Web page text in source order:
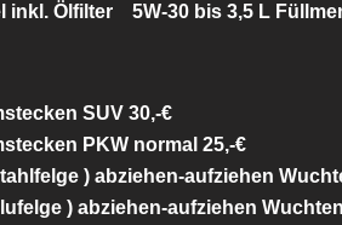
inkl. Ölfilter 5W-30 bis 3,5 L
SUV 30,-€
PKW normal 25,-€
) abziehen-aufziehen
) abziehen-aufziehen